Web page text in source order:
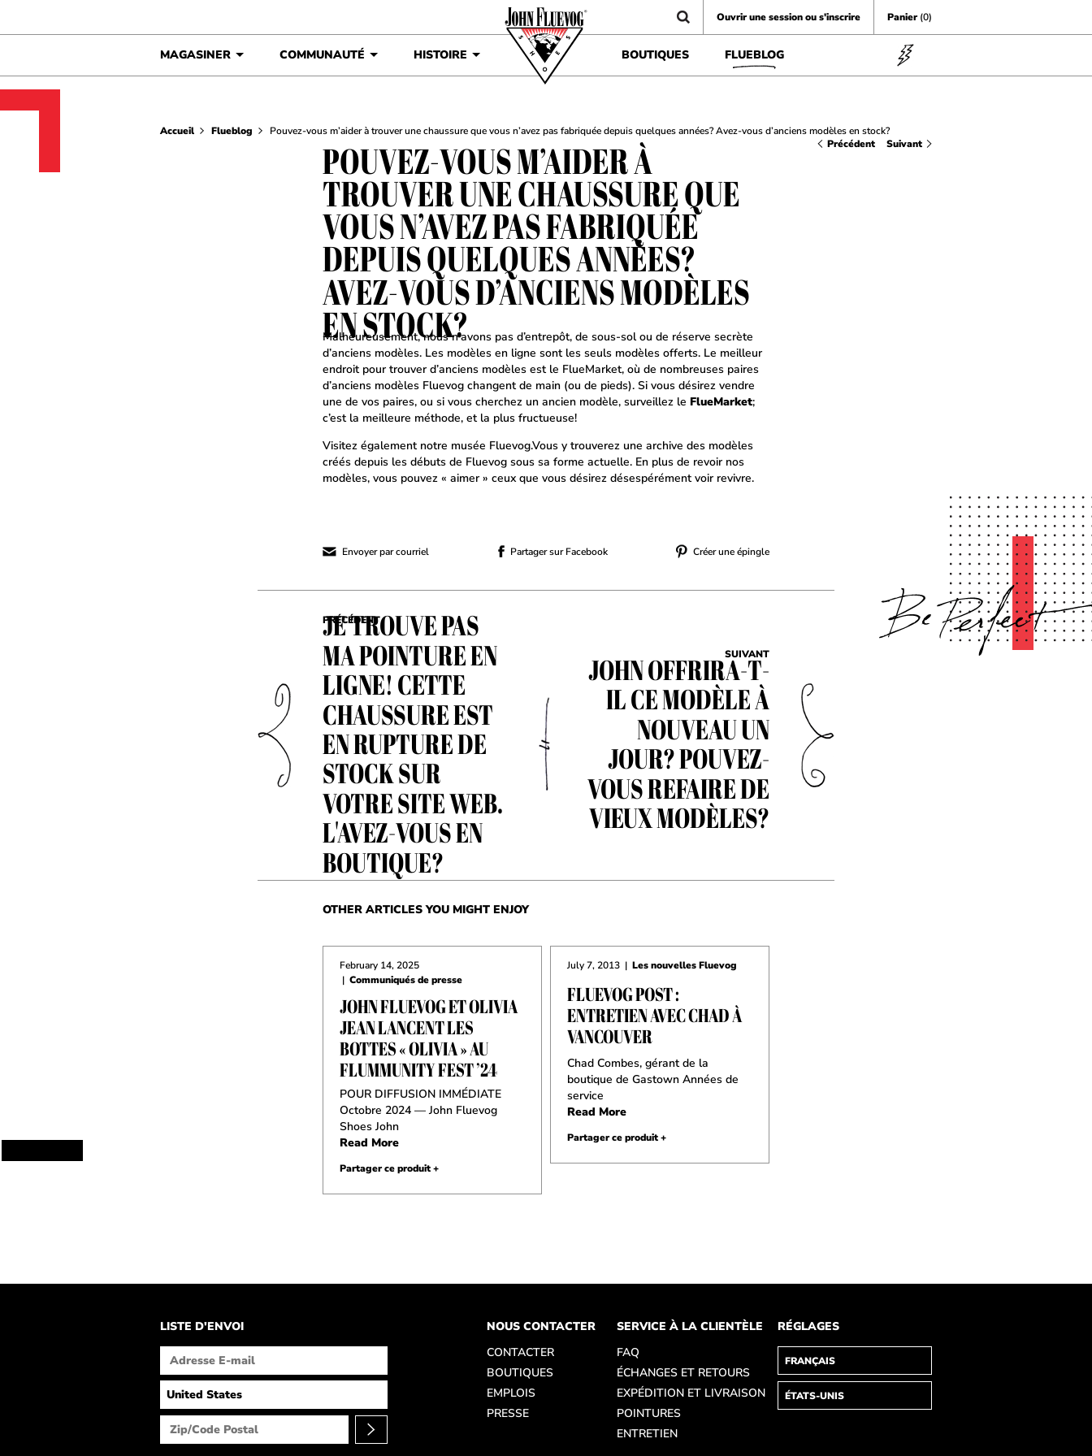
Ouvrir une session ou s'inscrire Panier(0)
MAGASINER COMMUNAUTÉ HISTOIRE BOUTIQUES FLUEBLOG
Accueil Flueblog
Pouvez-vous m’aider à trouver une chaussure que vous n’avez pas fabriquée depuis quelques années? Avez-vous d’anciens modèles en stock?
Précédent
Suivant
POUVEZ-VOUS M’AIDER À
TROUVER UNE CHAUSSURE QUE
VOUS N’AVEZ PAS FABRIQUÉE
DEPUIS QUELQUES ANNÉES?
AVEZ-VOUS D’ANCIENS MODÈLES
EN STOCK?
Malheureusement, nous n’avons pas d’entrepôt, de sous-sol ou de réserve secrète
d’anciens modèles. Les modèles en ligne sont les seuls modèles offerts. Le meilleur
endroit pour trouver d’anciens modèles est le FlueMarket, où de nombreuses paires
d’anciens modèles Fluevog changent de main (ou de pieds). Si vous désirez vendre
une de vos paires, ou si vous cherchez un ancien modèle, surveillez le FlueMarket;
c’est la meilleure méthode, et la plus fructueuse!
Visitez également notre musée Fluevog.Vous y trouverez une archive des modèles
créés depuis les débuts de Fluevog sous sa forme actuelle. En plus de revoir nos
modèles, vous pouvez « aimer » ceux que vous désirez désespérément voir revivre.
Envoyer par courriel Partager sur Facebook Créer une épingle
PRÉCÉDENT
JE TROUVE PAS
MA POINTURE EN
LIGNE! CETTE
CHAUSSURE EST
EN RUPTURE DE
STOCK SUR
VOTRE SITE WEB.
L'AVEZ-VOUS EN
BOUTIQUE?
SUIVANT
JOHN OFFRIRA-T-
IL CE MODÈLE À
NOUVEAU UN
JOUR? POUVEZ-
VOUS REFAIRE DE
VIEUX MODÈLES?
OTHER ARTICLES YOU MIGHT ENJOY
February 14, 2025
| Communiqués de presse
JOHN FLUEVOG ET OLIVIA
JEAN LANCENT LES
BOTTES « OLIVIA » AU
FLUMMUNITY FEST ’24
POUR DIFFUSION IMMÉDIATE
Octobre 2024 — John Fluevog
Shoes John
Read More
Partager ce produit +
July 7, 2013 | Les nouvelles Fluevog
FLUEVOG POST :
ENTRETIEN AVEC CHAD À
VANCOUVER
Chad Combes, gérant de la
boutique de Gastown Années de
service
Read More
Partager ce produit +
LISTE D'ENVOI
NOUS CONTACTER
CONTACTER
BOUTIQUES
EMPLOIS
PRESSE
SERVICE À LA CLIENTÈLE
FAQ
ÉCHANGES ET RETOURS
EXPÉDITION ET LIVRAISON
POINTURES
ENTRETIEN
RÉGLAGES